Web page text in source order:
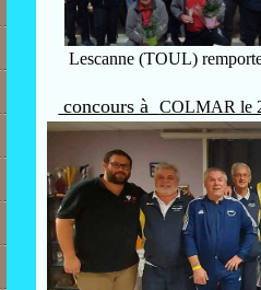
Lescanne (TOUL)
concours àCOLMAR le